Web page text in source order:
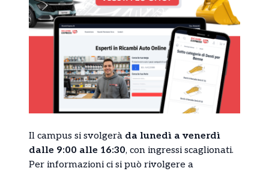
Il campus si svolgerà da lunedì a venerdì
dalle 9:00 alle 16:30, con ingressi scaglionati.
Per informazioni ci si può rivolgere a